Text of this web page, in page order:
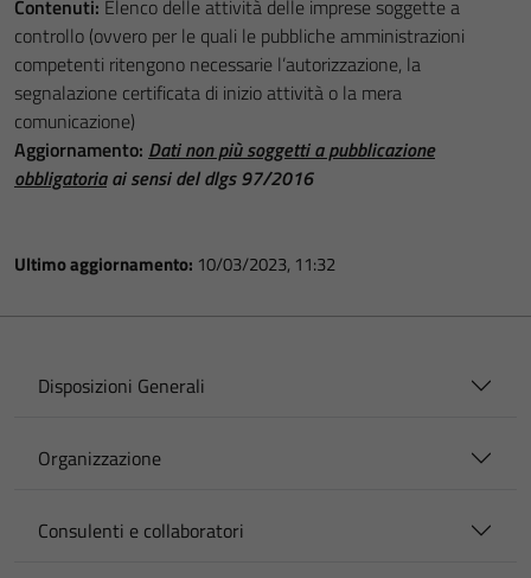
Contenuti: Elenco delle attività delle imprese soggette a
controllo (ovvero per le quali le pubbliche amministrazioni
competenti ritengono necessarie l’autorizzazione, la
segnalazione certificata di inizio attività o la mera
comunicazione)
Aggiornamento: Dati non più soggetti a pubblicazione
obbligatoriaai sensi del dlgs 97/2016
Ultimo aggiornamento: 10/03/2023, 11:32
Disposizioni Generali
Organizzazione
Consulenti e collaboratori